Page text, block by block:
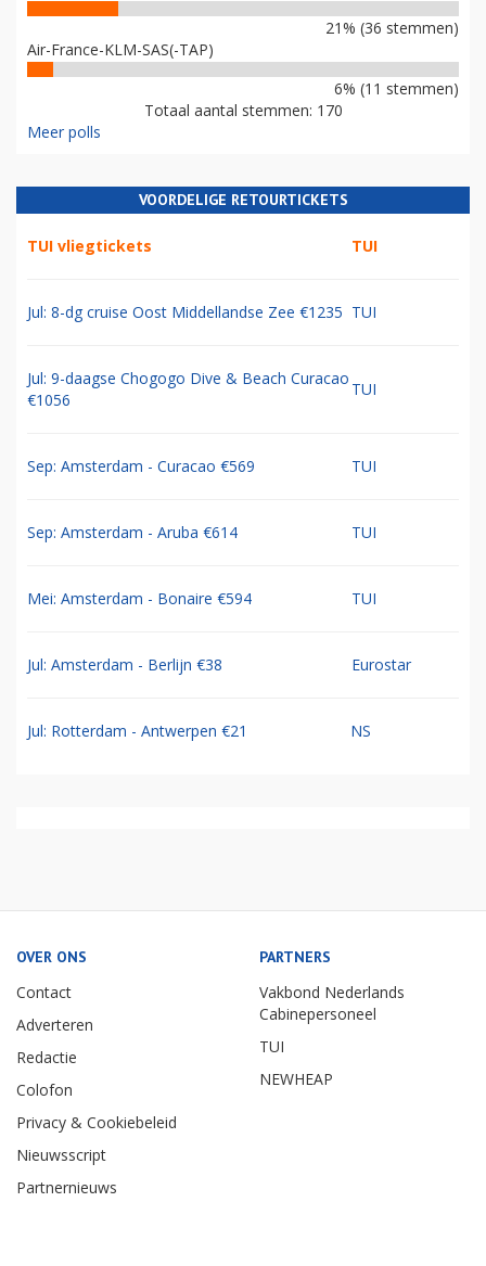
21% (36 stemmen)
Air-France-KLM-SAS(-TAP)
6% (11 stemmen)
Totaal aantal stemmen: 170
Meer polls
VOORDELIGE RETOURTICKETS
TUI vliegtickets TUI
Jul: 8-dg cruise Oost Middellandse Zee €1235 TUI
Jul: 9-daagse Chogogo Dive & Beach Curacao
€1056
TUI
Sep: Amsterdam - Curacao €569 TUI
Sep: Amsterdam - Aruba €614 TUI
Mei: Amsterdam - Bonaire €594 TUI
Jul: Amsterdam - Berlijn €38 Eurostar
Jul: Rotterdam - Antwerpen €21 NS
OVER ONS
Contact
Adverteren
Redactie
Colofon
Privacy & Cookiebeleid
Nieuwsscript
Partnernieuws
PARTNERS
Vakbond Nederlands
Cabinepersoneel
TUI
NEWHEAP